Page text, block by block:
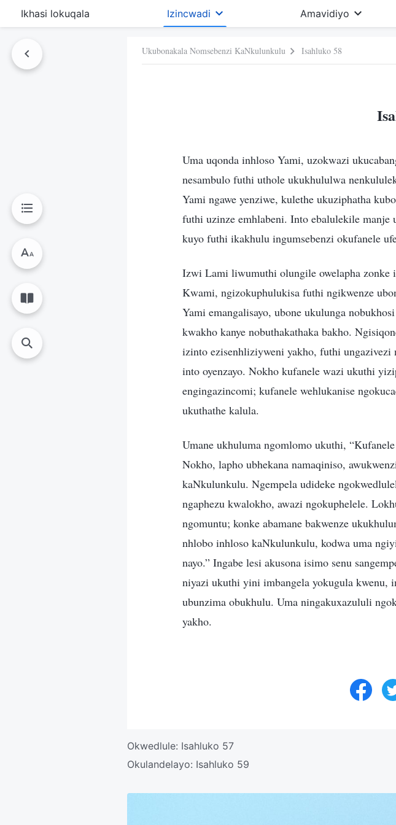
Ikhasi lokuqala Izincwadi Amavidiyo
Ukubonakala Nomsebenzi KaNkulunkulu Isahluko 58
Uma uqonda inhloso Yami, uzokwazi
nesambulo futhi uthole ukukhululwa
Yami ngawe yenziwe, kulethe ukuziphatha
futhi uzinze emhlabeni. Into ebalulekile manje
kuyo futhi ikakhulu ingumsebenzi okufanele
Izwi Lami liwumuthi olungile owelapha zonke
Kwami, ngizokuphulukisa futhi ngikwenze
Yami emangalisayo, ubone ukulunga
kwakho kanye nobuthakathaka bakho.
izinto ezisenhliziyweni yakho, futhi ungazivezi
into oyenzayo. Nokho kufanele wazi ukuthi
engingazincomi; kufanele wehlukanise
ukuthathe kalula.
Umane ukhuluma ngomlomo ukuthi,
Nokho, lapho ubhekana namaqiniso,
kaNkulunkulu. Ngempela udideke
ngaphezu kwalokho, awazi ngokuphelele.
ngomuntu; konke abamane bakwenze
nhlobo inhloso kaNkulunkulu, kodwa uma
nayo.” Ingabe lesi akusona isimo senu
niyazi ukuthi yini imbangela yokugula kwenu,
ubunzima obukhulu. Uma ningakuxazululi
yakho.
Okwedlule: Isahluko 57
Okulandelayo: Isahluko 59